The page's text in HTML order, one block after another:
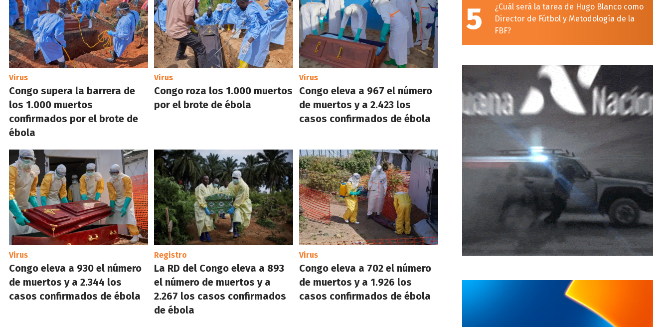
Virus
Congo supera la barrera de
los 1.000 muertos
confirmados por el brote de
ébola
Virus
Congo roza los 1.000 muertos
por el brote de ébola
Virus
Congo eleva a 967 el número
de muertos y a 2.423 los
casos confirmados de ébola
Virus
Congo eleva a 930 el número
de muertos y a 2.344 los
casos confirmados de ébola
Registro
La RD del Congo eleva a 893
el número de muertos y a
2.267 los casos confirmados
de ébola
Virus
Congo eleva a 702 el número
de muertos y a 1.926 los
casos confirmados de ébola
5
¿Cuál será la tarea de Hugo Blanco como
Director de Fútbol y Metodología de la
FBF?